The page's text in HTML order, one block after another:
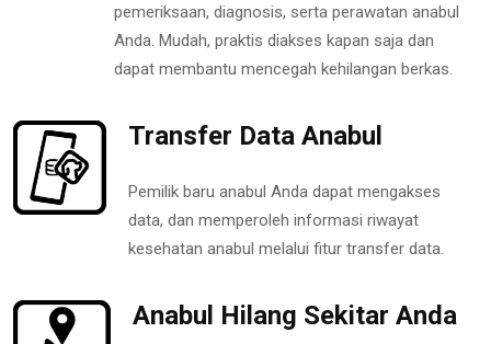
pemeriksaan, diagnosis, serta perawatan anabul
Anda. Mudah, praktis diakses kapan saja dan
dapat membantu mencegah kehilangan berkas.
Transfer Data Anabul
Pemilik baru anabul Anda dapat mengakses
data, dan memperoleh informasi riwayat
kesehatan anabul melalui fitur transfer data.
Anabul Hilang Sekitar Anda